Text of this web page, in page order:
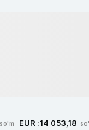
so'm EUR :14 053,18